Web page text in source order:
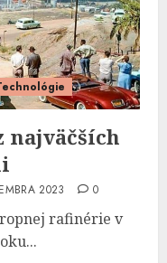
najväčších
2023 0
rafinérie v